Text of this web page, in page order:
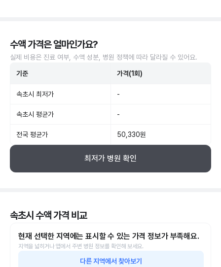
수액 가격은 얼마인가요?
실제 비용은 진료 여부, 수액 성분, 병원 정책에 따라 달라질 수 있어요.
기준 가격(1회)
속초시 최저가 -
속초시 평균가 -
전국 평균가 50,330원
최저가 병원 확인
속초시 수액 가격 비교
현재 선택한 지역에는 표시할 수 있는 가격 정보가 부족해요.
지역을 넓히거나 앱에서 주변 병원 정보를 확인해 보세요.
다른 지역에서 찾아보기